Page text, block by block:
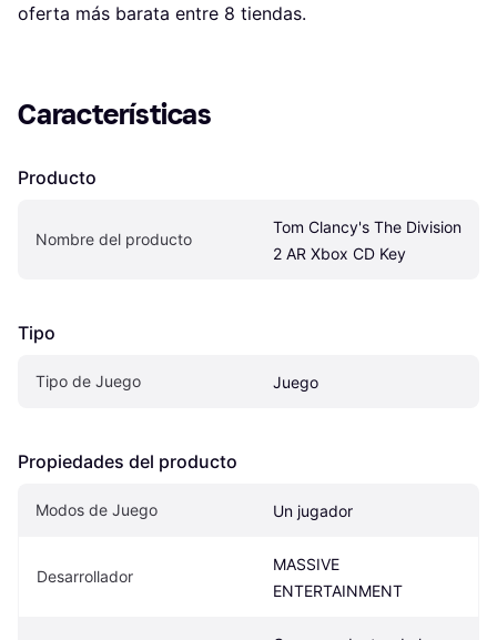
oferta más barata entre 8 tiendas.
Características
Producto
Nombre del producto
Tom Clancy's The Division
2 AR Xbox CD Key
Tipo
Tipo de Juego Juego
Propiedades del producto
Modos de Juego Un jugador
Desarrollador
MASSIVE
ENTERTAINMENT